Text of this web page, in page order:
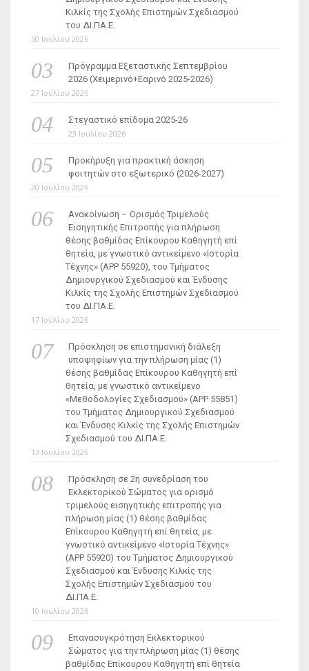
Κιλκίς της Σχολής Επιστημών Σχεδιασμού
του ΔΙ.ΠΑ.Ε.
30 Ιουλίου 2026
Πρόγραμμα Εξεταστικής Σεπτεμβρίου
2026 (Χειμερινό+Εαρινό 2025-2026)
27 Ιουλίου 2026
Στεγαστικό επίδομα 2025-26
23 Ιουλίου 2026
Προκήρυξη για πρακτική άσκηση
φοιτητών στο εξωτερικό (2026-2027)
20 Ιουλίου 2026
Ανακοίνωση – Ορισμός Τριμελούς
Εισηγητικής Επιτροπής για πλήρωση
θέσης βαθμίδας Επίκουρου Καθηγητή επί
θητεία, με γνωστικό αντικείμενο «Ιστορία
Τέχνης» (ΑΡΡ 55920), του Τμήματος
Δημιουργικού Σχεδιασμού και Ένδυσης
Κιλκίς της Σχολής Επιστημών Σχεδιασμού
του ΔΙ.ΠΑ.Ε.
17 Ιουλίου 2026
Πρόσκληση σε επιστημονική διάλεξη
υποψηφίων για την πλήρωση μίας (1)
θέσης βαθμίδας Επίκουρου Καθηγητή επί
θητεία, με γνωστικό αντικείμενο
«Μεθοδολογίες Σχεδιασμού» (ΑΡΡ 55851)
του Τμήματος Δημιουργικού Σχεδιασμού
και Ένδυσης Κιλκίς της Σχολής Επιστημών
Σχεδιασμού του ΔΙ.ΠΑ.Ε.
13 Ιουλίου 2026
Πρόσκληση σε 2η συνεδρίαση του
Εκλεκτορικού Σώματος για ορισμό
τριμελούς εισηγητικής επιτροπής για
πλήρωση μίας (1) θέσης βαθμίδας
Επίκουρου Καθηγητή επί θητεία, με
γνωστικό αντικείμενο «Ιστορία Τέχνης»
(ΑΡΡ 55920) του Τμήματος Δημιουργικού
Σχεδιασμού και Ένδυσης Κιλκίς της
Σχολής Επιστημών Σχεδιασμού του
ΔΙ.ΠΑ.Ε.
10 Ιουλίου 2026
Επανασυγκρότηση Εκλεκτορικού
Σώματος για την πλήρωση μίας (1) θέσης
βαθμίδας Επίκουρου Καθηγητή επί θητεία